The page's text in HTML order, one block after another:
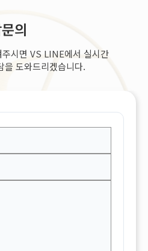
의
시면 VS LINE에서 실시간
을 도와드리겠습니다.